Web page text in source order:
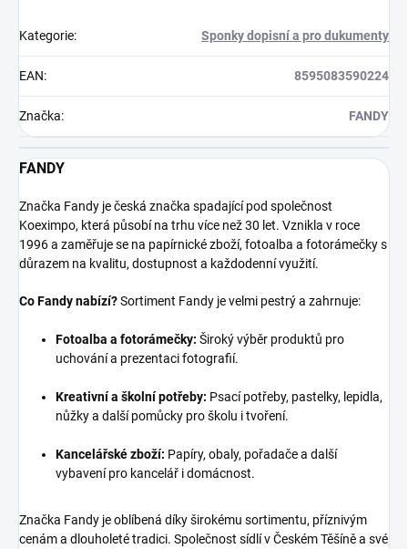
Kategorie: Sponky dopisní a pro dukumenty
EAN: 8595083590224
Značka: FANDY
FANDY
Značka Fandy je česká značka spadající pod společnost
Koeximpo, která působí na trhu více než 30 let. Vznikla v roce
1996 a zaměřuje se na papírnické zboží, fotoalba a fotorámečky s
důrazem na kvalitu, dostupnost a každodenní využití.
Co Fandy nabízí?Sortiment Fandy je velmi pestrý a zahrnuje:
Fotoalba a fotorámečky: Široký výběr produktů pro
uchování a prezentaci fotografií.
Kreativní a školní potřeby: Psací potřeby, pastelky, lepidla,
nůžky a další pomůcky pro školu i tvoření.
Kancelářské zboží: Papíry, obaly, pořadače a další
vybavení pro kancelář i domácnost.
Značka Fandy je oblíbená díky širokému sortimentu, příznivým
cenám a dlouholeté tradici. Společnost sídlí v Českém Těšíně a své